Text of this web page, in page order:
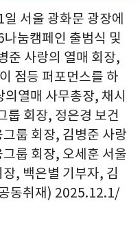
서울 광화문 광장에
눔캠페인 출범식 및
준 사랑의 열매 회장,
점등 퍼포먼스를 하
열매 사무총장, 채시
룹 회장, 정은경 보건
룹 회장, 김병준 사랑
룹 회장, 오세훈 서울
, 백은별 기부자, 김
동취재) 2025.12.1/